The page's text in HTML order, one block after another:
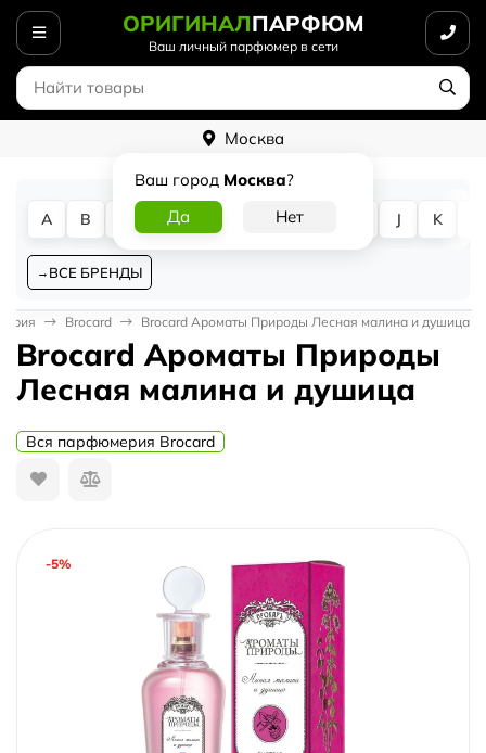
ОРИГИНАЛПАРФЮМ
Ваш личный парфюмер в сети
Москва
Ваш город Москва?
A B D G J K
ВСЕ БРЕНДЫ
Brocard Brocard Ароматы Природы Лесная малина и душица
Brocard Ароматы Природы
Лесная малина и душица
Вся парфюмерия Brocard
-5%